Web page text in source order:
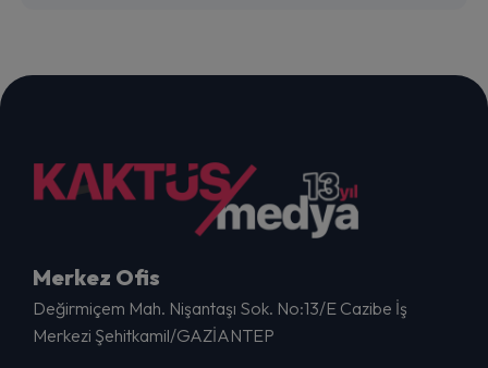
Merkez Ofis
Değirmiçem Mah. Nişantaşı Sok. No:13/E Cazibe İş
Merkezi Şehitkamil/GAZİANTEP